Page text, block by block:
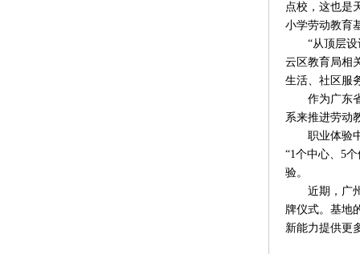
点校，这也是
小学劳动教育
“从顶层设计
云区教育局相
生活、社区服
作为广东省
系来推进劳动
职业体验中
“1个中心、5
验。
近期，广州
牌仪式。基地
新能力提供更